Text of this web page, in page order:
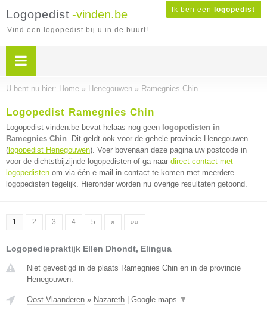
Ik ben een logopedist
Logopedist -vinden.be
Vind een logopedist bij u in de buurt!
U bent nu hier: Home » Henegouwen » Ramegnies Chin
Logopedist Ramegnies Chin
Logopedist-vinden.be bevat helaas nog geen logopedisten in
Ramegnies Chin. Dit geldt ook voor de gehele provincie Henegouwen
( logopedist Henegouwen). Voer bovenaan deze pagina uw postcode in
voor de dichtstbijzijnde logopedisten of ga naar direct contact met
logopedisten om via één e-mail in contact te komen met meerdere
logopedisten tegelijk. Hieronder worden nu overige resultaten getoond.
1 2 3 4 5 » »»
Logopediepraktijk Ellen Dhondt, Elingua
Niet gevestigd in de plaats Ramegnies Chin en in de provincie
Henegouwen.
Oost-Vlaanderen » Nazareth Google maps ▼